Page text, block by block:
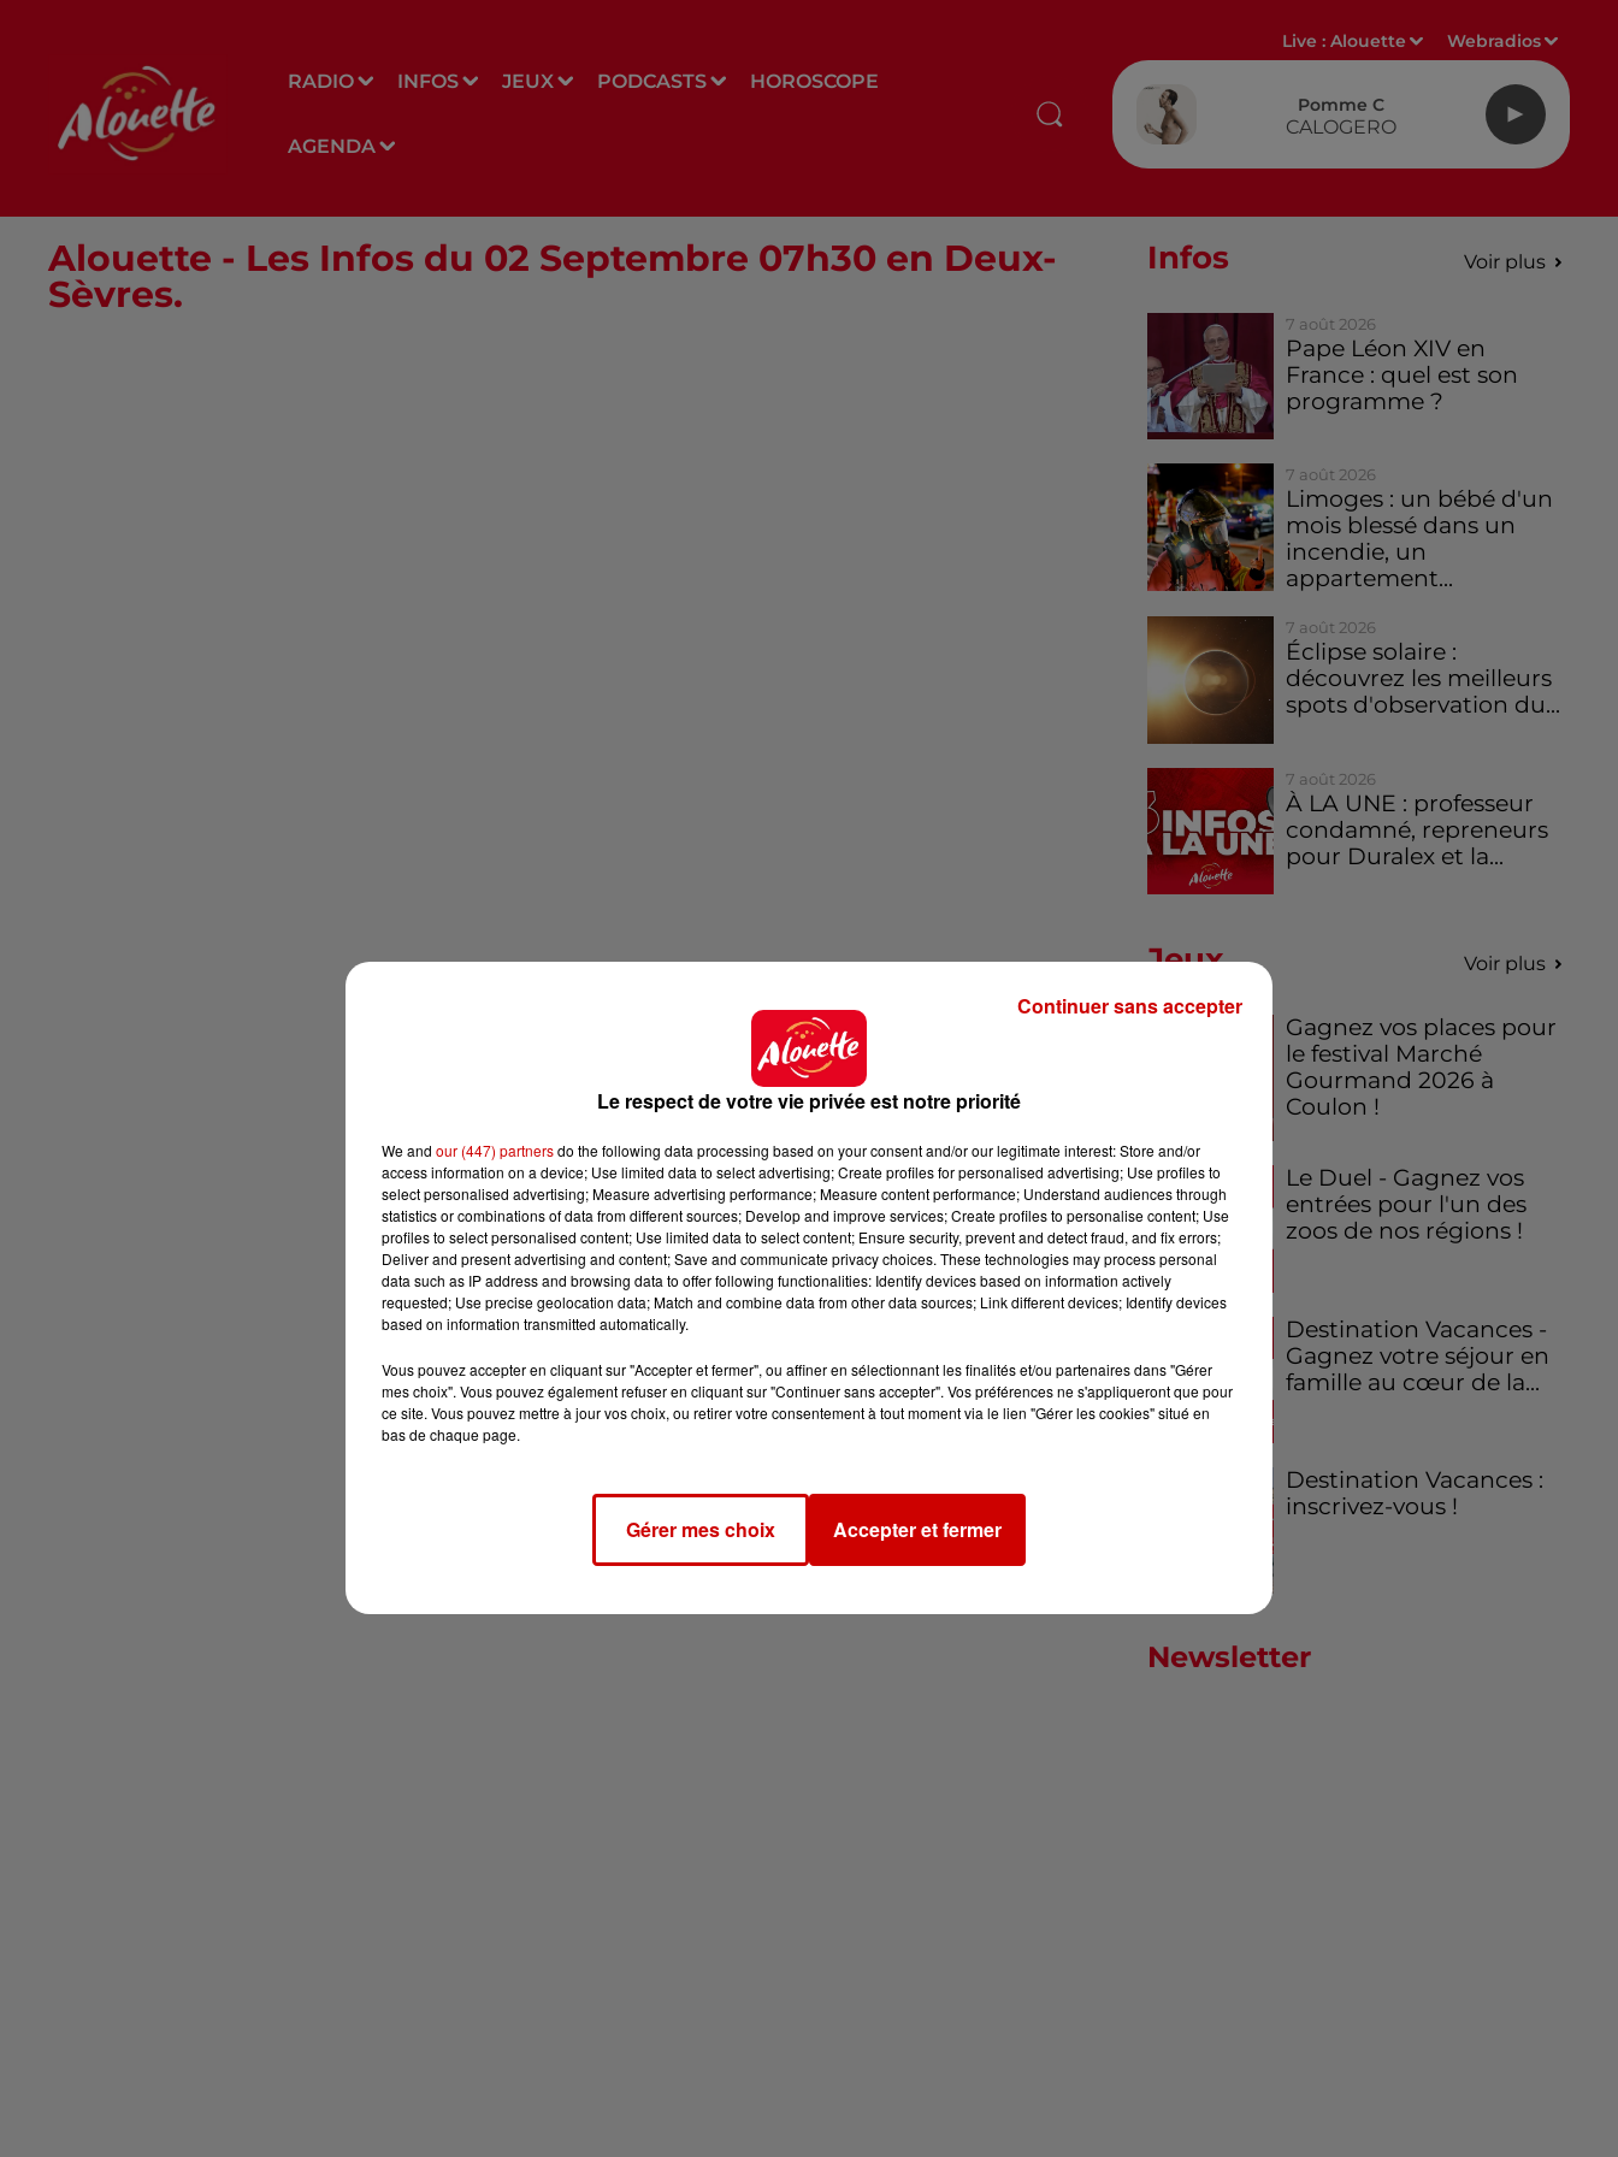
RADIO INFOS JEUX PODCASTS HOROSCOPE
AGENDA
Live :Alouette Webradios
Pomme C
CALOGERO
Alouette - Les Infos du 02 Septembre 07h30 en Deux-
Sèvres.
Infos Voir plus
7 août 2026
Pape Léon XIV en
France : quel est son
programme ?
7 août 2026
Limoges : un bébé d'un
mois blessé dans un
incendie, un
appartement...
7 août 2026
Éclipse solaire :
découvrez les meilleurs
spots d'observation du...
7 août 2026
À LA UNE : professeur
condamné, repreneurs
pour Duralex et la...
Jeux Voir plus
Gagnez vos places pour
le festival Marché
Gourmand 2026 à
Coulon !
Le Duel - Gagnez vos
entrées pour l'un des
zoos de nos régions !
Destination Vacances -
Gagnez votre séjour en
famille au cœur de la...
Destination Vacances :
inscrivez-vous !
Newsletter
Le respect de votre vie privée est notre priorité
We and our (447) partnersdo the following data processing based on your consent and/or our legitimate interest: Store and/or
access information on a device; Use limited data to select advertising; Create profiles for personalised advertising; Use profiles to
select personalised advertising; Measure advertising performance; Measure content performance; Understand audiences through
statistics or combinations of data from different sources; Develop and improve services; Create profiles to personalise content; Use
profiles to select personalised content; Use limited data to select content; Ensure security, prevent and detect fraud, and fix errors;
Deliver and present advertising and content; Save and communicate privacy choices. These technologies may process personal
data such as IP address and browsing data to offer following functionalities: Identify devices based on information actively
requested; Use precise geolocation data; Match and combine data from other data sources; Link different devices; Identify devices
based on information transmitted automatically.
Vous pouvez accepter en cliquant sur "Accepter et fermer", ou affiner en sélectionnant les finalités et/ou partenaires dans "Gérer
mes choix". Vous pouvez également refuser en cliquant sur "Continuer sans accepter". Vos préférences ne s'appliqueront que pour
ce site. Vous pouvez mettre à jour vos choix, ou retirer votre consentement à tout moment via le lien "Gérer les cookies" situé en
bas de chaque page.
Gérer mes choix Accepter et fermer
Continuer sans accepter